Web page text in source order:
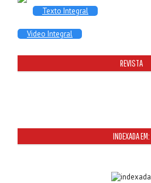
Texto Integral
Video Integral
REVISTA
INDEXADA EM: